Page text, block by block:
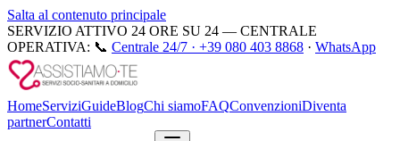
Salta al contenuto principale
SERVIZIO ATTIVO 24 ORE SU 24 — CENTRALE
OPERATIVA: 📞 Centrale 24/7 · +39 080 403 8868 · WhatsApp
HomeServiziGuideBlogChi siamoFAQConvenzioniDiventa
partnerContatti